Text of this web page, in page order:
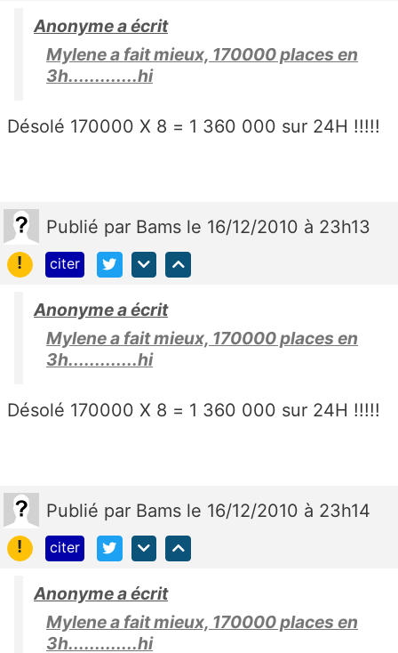
Anonyme a écrit
Mylene a fait mieux, 170000 places en
3h.............hi
Désolé 170000 X 8 = 1 360 000 sur 24H !!!!!
Publié par Bams le 16/12/2010 à 23h13
!
citer
Anonyme a écrit
Mylene a fait mieux, 170000 places en
3h.............hi
Désolé 170000 X 8 = 1 360 000 sur 24H !!!!!
Publié par Bams le 16/12/2010 à 23h14
!
citer
Anonyme a écrit
Mylene a fait mieux, 170000 places en
3h.............hi